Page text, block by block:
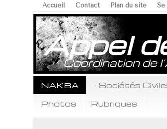
Accueil Contact Plan du site Se
Appel
Coordination de
NAKBA - Sociétés
Photos
Rubriques